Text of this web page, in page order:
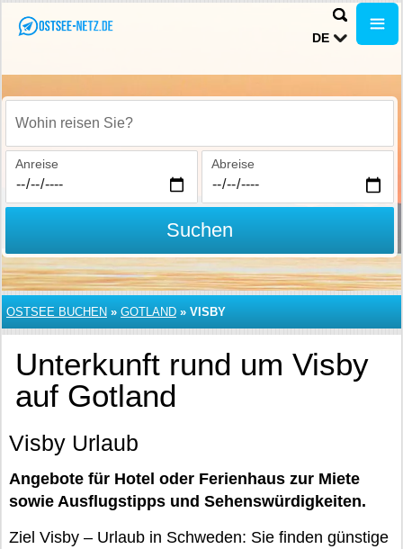
DE
Wohin reisen Sie?
Anreise Abreise
Suchen
OSTSEE BUCHEN » GOTLAND » VISBY
Unterkunft rund um Visby
auf Gotland
Visby Urlaub
Angebote für Hotel oder Ferienhaus zur Miete
sowie Ausflugstipps und Sehenswürdigkeiten.
Ziel Visby – Urlaub in Schweden: Sie finden günstige